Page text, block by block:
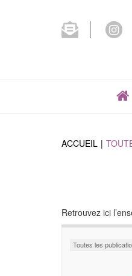
ACCUEIL
Retrouvez ici
Toutes les